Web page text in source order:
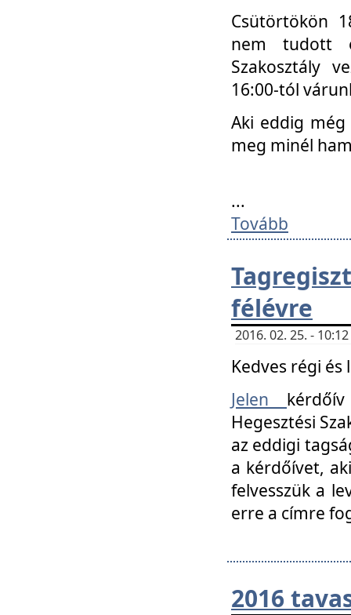
Csütörtökön
nem tudott
Szakosztály
16:00-tól
Aki eddig
meg minél
...
Tovább
félévre
2016. 02. 25. -
Kedves régi
Jelen
Hegesztési
az eddigi
a kérdőívet,
felvesszük a
erre a címre
2016